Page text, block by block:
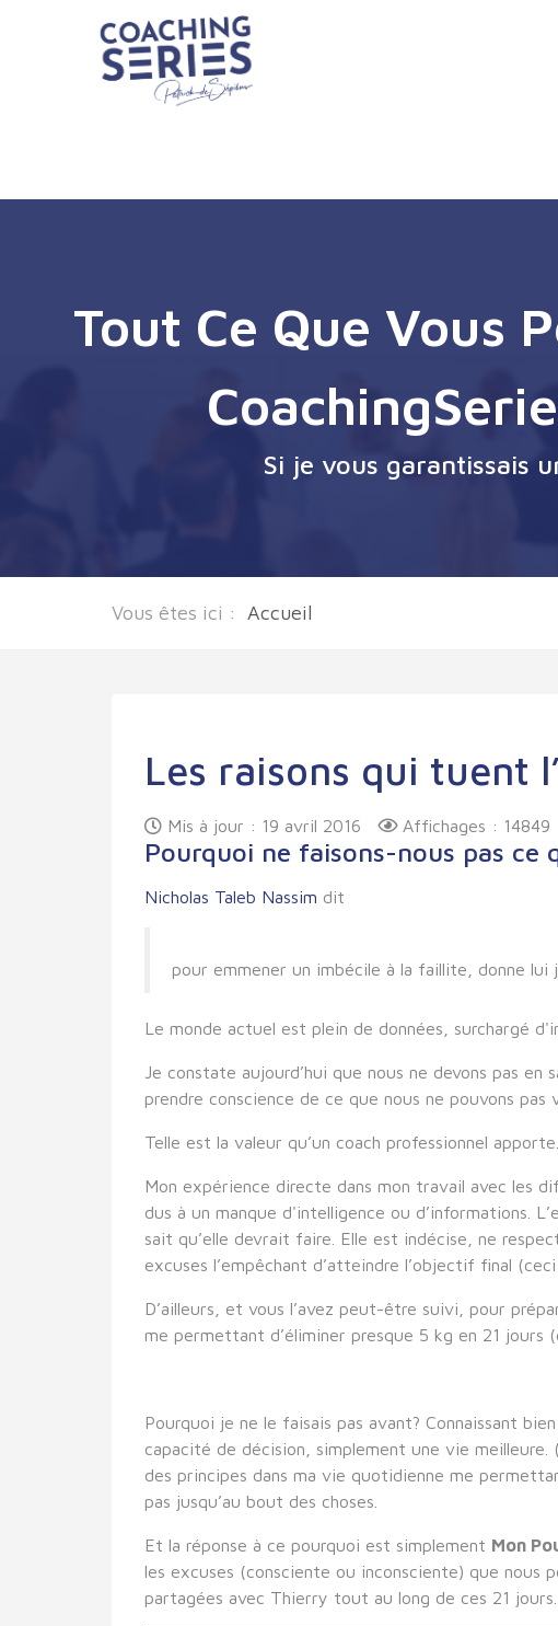
Tout Ce Que Vous
Si je vous garantissais
Vous êtes ici : Accueil
Les raisons qui tuent
Mis à jour : 19 avril 2016 Affichages : 14849
Pourquoi ne faisons-nous pas ce
Nicholas Taleb Nassim dit
pour emmener un imbécile à la faillite, donne lui
Le monde actuel est plein de données, surchargé
Je constate aujourd’hui que nous ne devons pas
prendre conscience de ce que nous ne pouvons pas
Telle est la valeur qu’un coach professionnel
Mon expérience directe dans mon travail avec les
dus à un manque d'intelligence ou d’informations.
sait qu’elle devrait faire. Elle est indécise, ne
excuses l’empêchant d’atteindre l’objectif final
D’ailleurs, et vous l’avez peut-être suivi, pour
me permettant d’éliminer presque 5 kg en 21 jours
Pourquoi je ne le faisais pas avant? Connaissant
capacité de décision, simplement une vie
des principes dans ma vie quotidienne me
pas jusqu’au bout des choses.
Et la réponse à ce pourquoi est simplement Mon
les excuses (consciente ou inconsciente) que nous
partagées avec Thierry tout au long de ces 21 jours.